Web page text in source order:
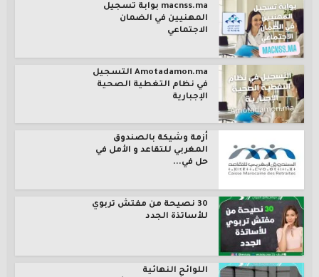
macnss.ma بوابة تسجيل
المهنيين في الضمان
الاجتماعي
Amotadamon.ma التسجيل
في نظام التغطية الصحية
الإجبارية
أزمة وشيكة بالصندوق
المغربي للتقاعد و الأمل في
حل في...
30 نصيحة من مفتش تربوي
للأساتذة الجدد
اللوائح النهائية